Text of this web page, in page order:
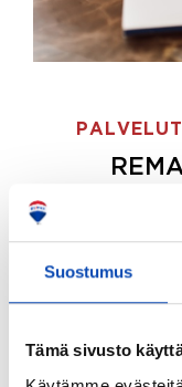
Suostumus
Tämä sivusto
ostajille.
Tee